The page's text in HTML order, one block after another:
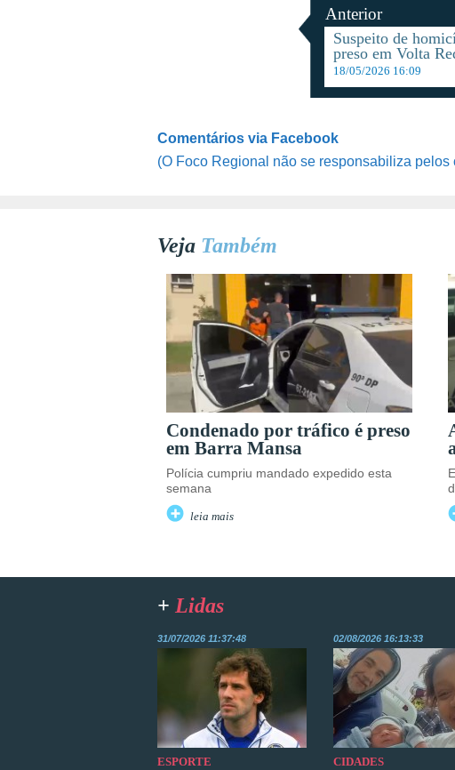
Anterior
Suspeito de
preso em Volta
18/05/2026 16:09
Comentários via Facebook
(O Foco Regional não se responsabiliza
Veja Também
Condenado por tráfico é preso
em Barra Mansa
Polícia cumpriu mandado expedido esta
semana
leia mais
+ Lidas
31/07/2026 11:37:48
ESPORTE
02/08/2026 16:13:33
CIDADES